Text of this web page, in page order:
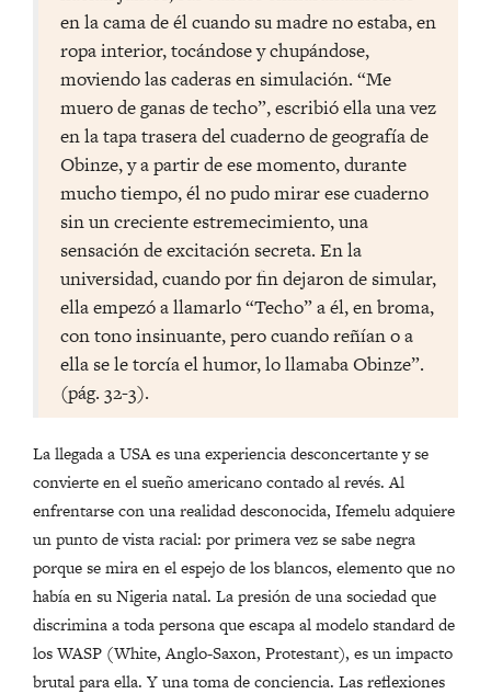
en la cama de él cuando su madre no estaba, en
ropa interior, tocándose y chupándose,
moviendo las caderas en simulación. “Me
muero de ganas de techo”, escribió ella una vez
en la tapa trasera del cuaderno de geografía de
Obinze, y a partir de ese momento, durante
mucho tiempo, él no pudo mirar ese cuaderno
sin un creciente estremecimiento, una
sensación de excitación secreta. En la
universidad, cuando por fin dejaron de simular,
ella empezó a llamarlo “Techo” a él, en broma,
con tono insinuante, pero cuando reñían o a
ella se le torcía el humor, lo llamaba Obinze”.
(pág. 32-3).
La llegada a USA es una experiencia desconcertante y se
convierte en el sueño americano contado al revés. Al
enfrentarse con una realidad desconocida, Ifemelu adquiere
un punto de vista racial: por primera vez se sabe negra
porque se mira en el espejo de los blancos, elemento que no
había en su Nigeria natal. La presión de una sociedad que
discrimina a toda persona que escapa al modelo standard de
los WASP (White, Anglo-Saxon, Protestant), es un impacto
brutal para ella. Y una toma de conciencia. Las reflexiones